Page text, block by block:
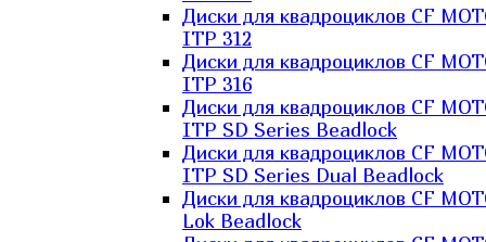
Диски для квадроциклов CF
ITP 312
Диски для квадроциклов CF
ITP 316
Диски для квадроциклов CF
ITP SD Series Beadlock
Диски для квадроциклов CF
ITP SD Series Dual Beadlock
Диски для квадроциклов CF
Lok Beadlock